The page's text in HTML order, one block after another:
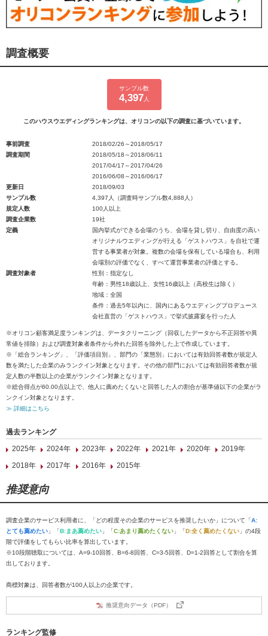
調査概要
サンプル数
4,397 人
このハウスウエディングランキングは、オリコンの以下の調査に基づいています。
事前調査
2018/02/26～2018/05/17
調査期間
2018/05/18～2018/06/11
2017/04/17～2017/04/26
2016/06/08～2016/06/17
更新日
2018/09/03
サンプル数
4,397人（調査時サンプル数4,888人）
規定人数
100人以上
調査企業数
19社
定義
国内挙式ができる会場のうち、会場を貸し切り、自由度の高い
オリジナルウエディングが行える「ゲストハウス」を自社で運
営する事業者が対象。複数の会場を保有している場合も、利用
会場別の評価でなく、すべて運営事業者の評価とする。
調査対象者
性別：指定なし
年齢：男性18歳以上、女性16歳以上（高校生は除く）
地域：全国
条件：過去5年以内に、国内にあるウエディングプロデュース
会社直営の「ゲストハウス」で挙式披露宴を行った人
※オリコン顧客満足度ランキングは、データクリーニング（回収したデータから不正回答や異
常値を排除）および調査対象者条件から外れた回答を除外した上で作成しています。
※「総合ランキング」、「評価項目別」、部門の「業態別」においては有効回答者数が規定人
数を満たした企業のみランクイン対象となります。その他の部門においては有効回答者数が規
定人数の半数以上の企業がランクイン対象となります。
※総合得点が60.00点以上で、他人に薦めたくないと回答した人の割合が基準値以下の企業がラ
ンクイン対象となります。
≫ 詳細はこちら
過去ランキング
2025年
2024年 2023年 2022年 2021年 2020年
2019年
2018年
2017年 2016年 2015年
推奨意向
調査企業のサービス利用者に、「どの程度その企業のサービスを推奨したいか」について「A:
とても薦めたい 」「B:まあ薦めたい 」「C:あまり薦めたくない 」「D:全く薦めたくない 」の4段
階で評価をしてもらい比率を算出しています。
※10段階聴取については、A=9-10回答、B=6-8回答、C=3-5回答、D=1-2回答として割合を算
出しております。
商標対象は、回答者数が100人以上の企業です。
推奨意向データ（PDF）
ランキング監修